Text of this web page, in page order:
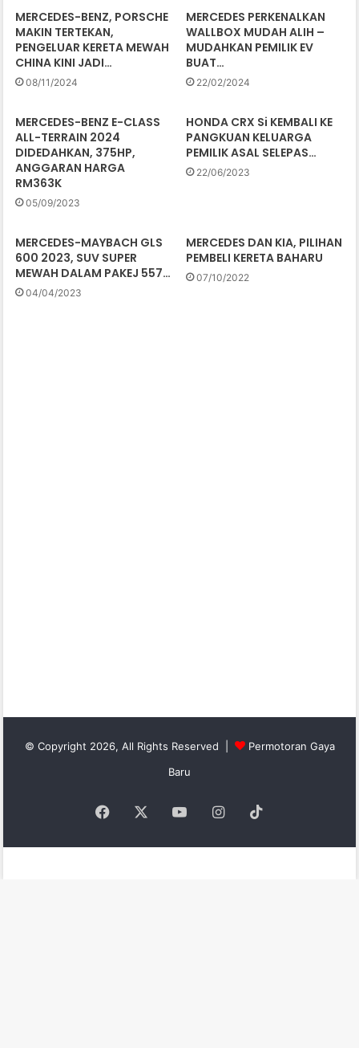
MERCEDES-BENZ, PORSCHE
MAKIN TERTEKAN,
PENGELUAR KERETA MEWAH
CHINA KINI JADI…
08/11/2024
MERCEDES PERKENALKAN
WALLBOX MUDAH ALIH –
MUDAHKAN PEMILIK EV
BUAT…
22/02/2024
MERCEDES-BENZ E-CLASS
ALL-TERRAIN 2024
DIDEDAHKAN, 375HP,
ANGGARAN HARGA
RM363K
05/09/2023
HONDA CRX Si KEMBALI KE
PANGKUAN KELUARGA
PEMILIK ASAL SELEPAS…
22/06/2023
MERCEDES-MAYBACH GLS
600 2023, SUV SUPER
MEWAH DALAM PAKEJ 557…
04/04/2023
MERCEDES DAN KIA, PILIHAN
PEMBELI KERETA BAHARU
07/10/2022
© Copyright 2026, All Rights Reserved |
Permotoran Gaya
Baru
Facebook YouTubeInstagram